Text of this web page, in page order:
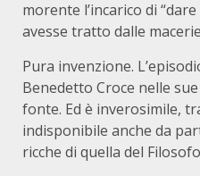
morente l’incarico di
avesse tratto dalle
Pura invenzione.
Benedetto Croce nelle
fonte. Ed è inverosimile,
indisponibile anche da
ricche di quella del